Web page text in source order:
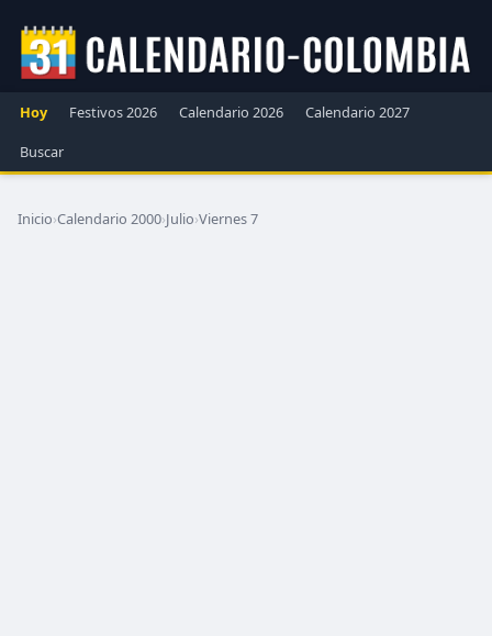
Hoy Festivos 2026 Calendario 2026
Calendario 2027
Buscar
Inicio›Calendario 2000›Julio›Viernes 7